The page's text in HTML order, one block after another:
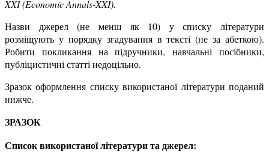
XXI (Economic Annals-XXI).
Назви джерел (не менш як 10) у списку літератури
розміщують у порядку згадування в тексті (не за абеткою).
Робити покликання на підручники, навчальні посібники,
публіцистичні статті недоцільно.
Зразок оформлення списку використаної літератури поданий
нижче.
ЗРАЗОК
Список використаної літератури та джерел: